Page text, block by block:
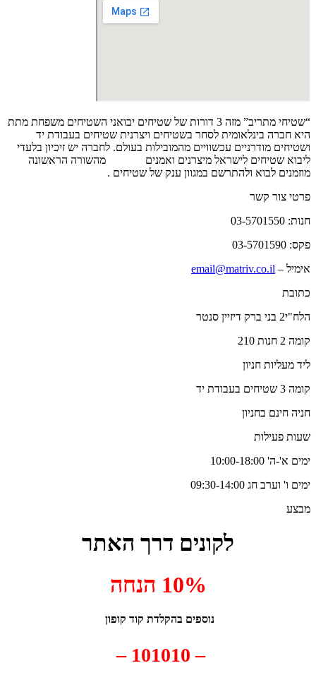
“שטיחי מתריב” מזה 3 דורות של שטיחים יבואני השטיחים משפחת מתת
היא חברה בינלאומית לסחר בשטיחים ויצרנית שטיחים בעבודת יד
ושטיחים מודרניים עכשוויים מהמובילות בעולם. לחברה יש זיכיון בלעדי
ליבוא שטיחים לישראל מיצרנים ואמנים
מהשורה הראשונה
מוזמנים לבוא ולהתרשם במגוון ענק של שטיחים .
פרטי צור קשר
חנות: 03-5701550
פקס: 03-5701590
אימיל – email@matriv.co.il
כתובת
הלח"י2 בני ברק דיזיין סנטר
קומה 2 חנות 210
ליד מעליות חניון
קומה 3 שטיחים בעבודת יד
חניה חינם בחניון
שעות פעילות
ימים א'-ה' 10:00-18:00
ימים ו' וערב חג 09:30-14:00
מבצע
לקונים דרך האתר
נוספים בהקלדת קוד קופון
– 101010 –